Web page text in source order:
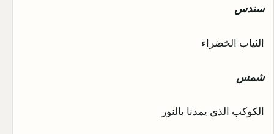
سندس
الثياب الخضراء
شمس
الكوكب الذي يمدنا بالنور